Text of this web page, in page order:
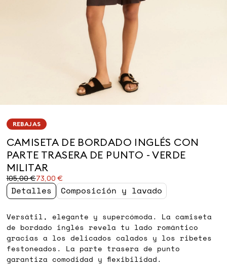
REBAJAS
CAMISETA DE BORDADO INGLÉS CON
PARTE TRASERA DE PUNTO - VERDE
MILITAR
105,00 €73,00 €
Precio
original
105,00
Precio
actual
73,00
Detalles Composición y lavado
Versátil, elegante y supercómoda. La camiseta
de bordado inglés revela tu lado romántico
gracias a los delicados calados y los ribetes
festoneados. La parte trasera de punto
garantiza comodidad y flexibilidad.